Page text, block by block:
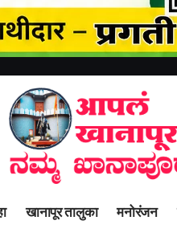
खानापूर तालुका मनोरंजन